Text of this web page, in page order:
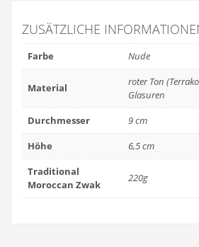
ZUSÄTZLICHE
Farbe Nude
Material
roter Ton
Glasuren
Durchmesser
9 cm
Höhe
6,5 cm
Traditional
Moroccan Zwak
220g